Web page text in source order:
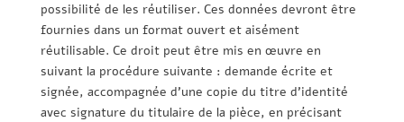
possibilité de les réutiliser. Ces données devront être
fournies dans un format ouvert et aisément
réutilisable. Ce droit peut être mis en œuvre en
suivant la procédure suivante : demande écrite et
signée, accompagnée d’une copie du titre d’identité
avec signature du titulaire de la pièce, en précisant